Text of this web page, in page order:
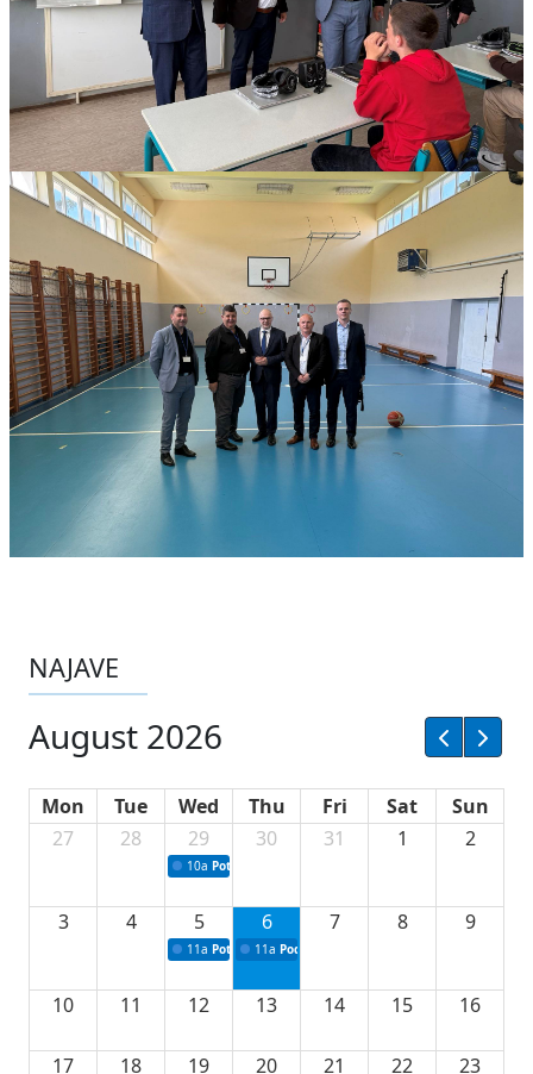
NAJAVE
August 2026
Mon Tue Wed Thu Fri Sat
Sun
27
28 29
10a Potpisivanje ugovora sa neprofitnim
30 31 1 2
3 4 5
11a Potpisivanje ugovora o stipendijama za
6
11a Podrška razvoju vodne infrastrukture u
7 8 9
10 11 12 13 14 15 16
17 18 19 20 21 22 23